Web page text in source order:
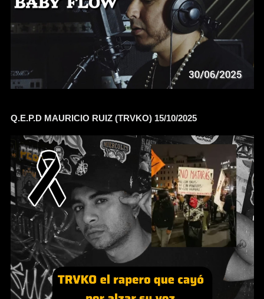
Q.E.P.D MAURICIO RUIZ (TRVKO) 15/10/2025